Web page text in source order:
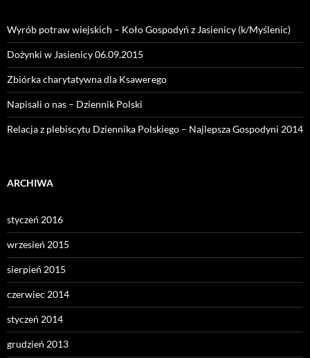
Wyrób potraw wiejskich – Koło Gospodyń z Jasienicy (k/Myślenic)
Dożynki w Jasienicy 06.09.2015
Zbiórka charytatywna dla Ksawerego
Napisali o nas – Dziennik Polski
Relacja z plebiscytu Dziennika Polskiego – Najlepsza Gospodyni 2014
ARCHIWA
styczeń 2016
wrzesień 2015
sierpień 2015
czerwiec 2014
styczeń 2014
grudzień 2013